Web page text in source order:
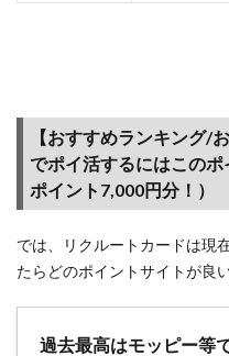
ント
と、2
つの
経済
圏に
でき
る
リク
【おすすめランキング/
でポイ活するにはこの
ポイント7,000円分！）
では、リクルートカードは現
たらどのポイントサイトが良
過去最高はモッピー等